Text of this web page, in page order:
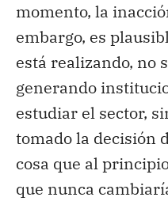
momento, la
embargo, es
está realizando, no
generando
estudiar el sector,
tomado la decisión
cosa que al
que nunca